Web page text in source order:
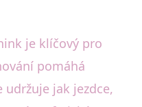
je klíčový pro
pomáhá
jak jezdce,